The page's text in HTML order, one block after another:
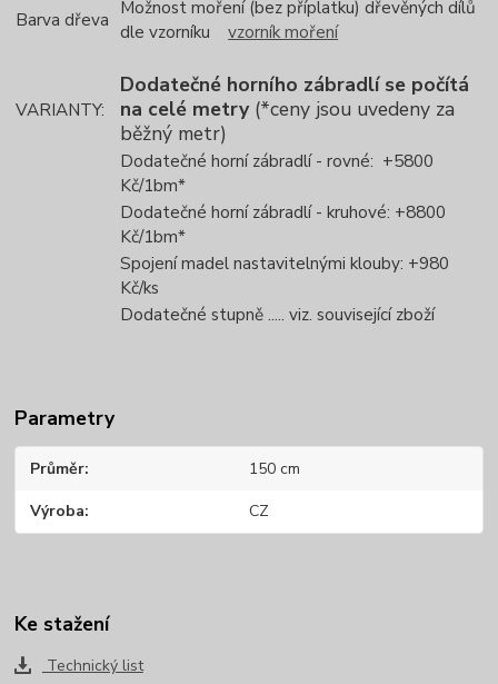
Barva dřeva
Možnost moření (bez příplatku) dřevěných dílů
dle vzorníkuvzorník moření
VARIANTY:
Dodatečné horního zábradlí se počítá
na celé metry (*ceny jsou uvedeny za
běžný metr)
Dodatečné horní zábradlí - rovné: +5800
Kč/1bm*
Dodatečné horní zábradlí - kruhové: +8800
Kč/1bm*
Spojení madel nastavitelnými klouby: +980
Kč/ks
Dodatečné stupně ..... viz. související zboží
Parametry
Průměr 150 cm
Výroba CZ
Ke stažení
Technický list